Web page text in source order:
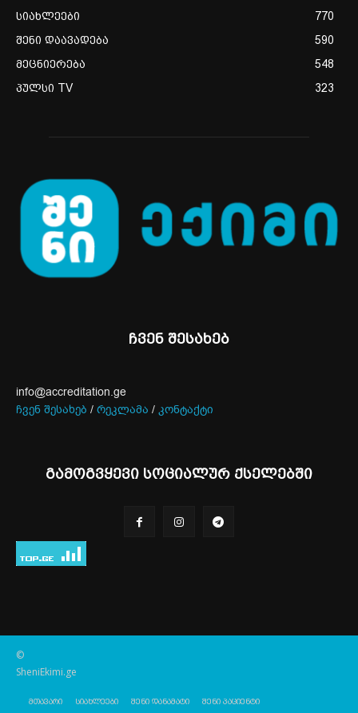
სიახლეები
770
შენი დაავადება
590
მეცნიერება
548
პულსი TV
323
ჩვენ შესახებ
info@accreditation.ge
ჩვენ შესახებ / რეკლამა / კონტაქტი
გამოგვყევი სოციალურ ქსელებში
©
SheniEkimi.ge
მთავარი სიახლეები შენი დანამატი შენი პაციენტი